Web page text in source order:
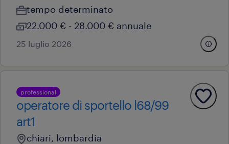
tempo determinato
22.000 € - 28.000 € annuale
25 luglio 2026
professional
operatore di sportello l68/99
art1
chiari, lombardia